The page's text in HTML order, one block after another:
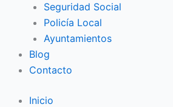
Seguridad Social
Policía Local
Ayuntamientos
Blog
Contacto
Inicio